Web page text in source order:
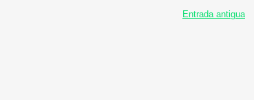
Entrada antigua